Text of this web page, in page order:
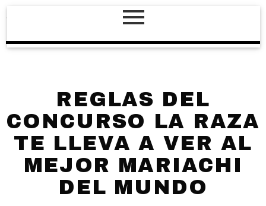
REGLAS DEL
CONCURSO LA RAZA
TE LLEVA A VER AL
MEJOR MARIACHI
DEL MUNDO